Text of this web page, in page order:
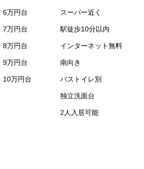
6万円台
7万円台
8万円台
9万円台
10万円台
スーパー近く
駅徒歩10分以内
インターネット無料
南向き
バストイレ別
独立洗面台
2人入居可能